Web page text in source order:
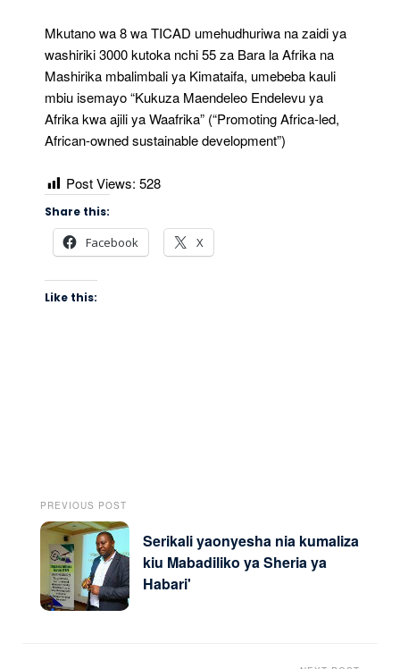
Mkutano wa 8 wa TICAD umehudhuriwa na zaidi ya
washiriki 3000 kutoka nchi 55 za Bara la Afrika na
Mashirika mbalimbali ya Kimataifa, umebeba kauli
mbiu isemayo “Kukuza Maendeleo Endelevu ya
Afrika kwa ajili ya Waafrika” (“Promoting Africa-led,
African-owned sustainable development”)
Post Views: 528
Share this:
Facebook X
Like this:
PREVIOUS POST
Serikali yaonyesha nia kumaliza
kiu Mabadiliko ya Sheria ya
Habari'